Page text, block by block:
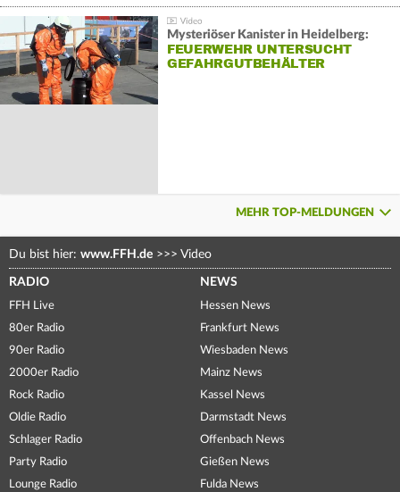
Mysteriöser Kanister in Heidelberg:
FEUERWEHR UNTERSUCHT
GEFAHRGUTBEHÄLTER
MEHR TOP-MELDUNGEN
Du bist hier: www.FFH.de >>> Video
RADIO
FFH Live
80er Radio
90er Radio
2000er Radio
Rock Radio
Oldie Radio
Schlager Radio
Party Radio
Lounge Radio
NEWS
Hessen News
Frankfurt News
Wiesbaden News
Mainz News
Kassel News
Darmstadt News
Offenbach News
Gießen News
Fulda News